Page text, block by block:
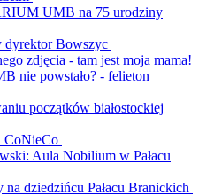
UMB na 75 urodziny
dyrektor Bowszyc
zdjęcia - tam jest moja mama!
nie powstało? - felieton
początków białostockiej
CoNieCo
Aula Nobilium w Pałacu
na dziedzińcu Pałacu Branickich